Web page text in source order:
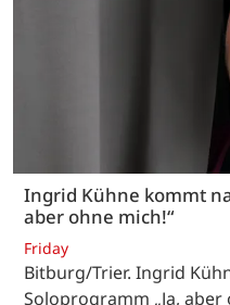
Ingrid Kühne kommt
aber ohne mich!“
Friday
Bitburg/Trier. Ingrid
Soloprogramm „Ja, aber